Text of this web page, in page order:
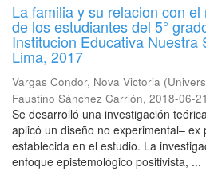
La familia y su relacion con
de los estudiantes del 5°
Institucion Educativa Nuestra
Lima, 2017
Vargas Condor, Nova Victoria (
Faustino Sánchez Carrión, 2018-06-21
Se desarrolló una investigación
aplicó un diseño no experimental– ex
establecida en el estudio. La
enfoque epistemológico positivista, ...